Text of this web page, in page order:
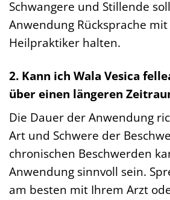
Schwangere und Stillende
Anwendung Rücksprache
Heilpraktiker halten.
2. Kann ich Wala Vesica
über einen längeren
Die Dauer der Anwendung
Art und Schwere der
chronischen Beschwerden
Anwendung sinnvoll sein.
am besten mit Ihrem Arzt